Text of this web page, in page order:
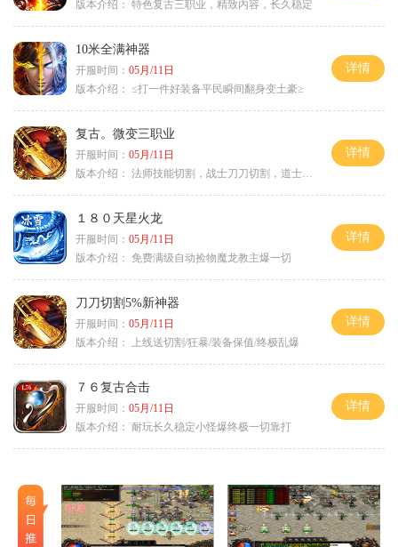
版本介绍： 特色复古三职业，精致内容，长久稳定
10米全满神器
开服时间： 05月/11日
版本介绍： ≤打一件好装备平民瞬间翻身变土豪≥
详情
复古。微变三职业
开服时间： 05月/11日
版本介绍： 法师技能切割，战士刀刀切割，道士宠物秒怪
详情
１８０天星火龙
开服时间： 05月/11日
版本介绍： 免费满级自动捡物魔龙教主爆一切
详情
刀刀切割5%新神器
开服时间： 05月/11日
版本介绍：
上线送切割/狂暴/装备保值/终极乱爆
详情
７６复古合击
开服时间： 05月/11日
版本介绍： 耐玩长久稳定小怪爆终极一切靠打
详情